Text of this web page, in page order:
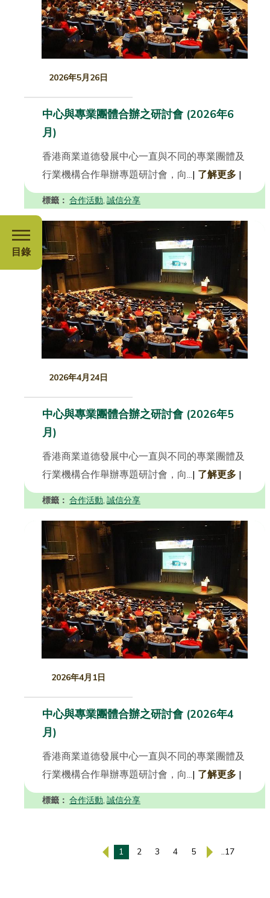
目錄
2026年5月26日
中心與專業團體合辦之研討會 (2026年6
月)
香港商業道德發展中心一直與不同的專業團體及
行業機構合作舉辦專題研討會，向...| 了解更多 |
標籤： 合作活動, 誠信分享
2026年4月24日
中心與專業團體合辦之研討會 (2026年5
月)
香港商業道德發展中心一直與不同的專業團體及
行業機構合作舉辦專題研討會，向...| 了解更多 |
標籤： 合作活動, 誠信分享
2026年4月1日
中心與專業團體合辦之研討會 (2026年4
月)
香港商業道德發展中心一直與不同的專業團體及
行業機構合作舉辦專題研討會，向...| 了解更多 |
標籤： 合作活動, 誠信分享
1 2 3 4 5 ..17